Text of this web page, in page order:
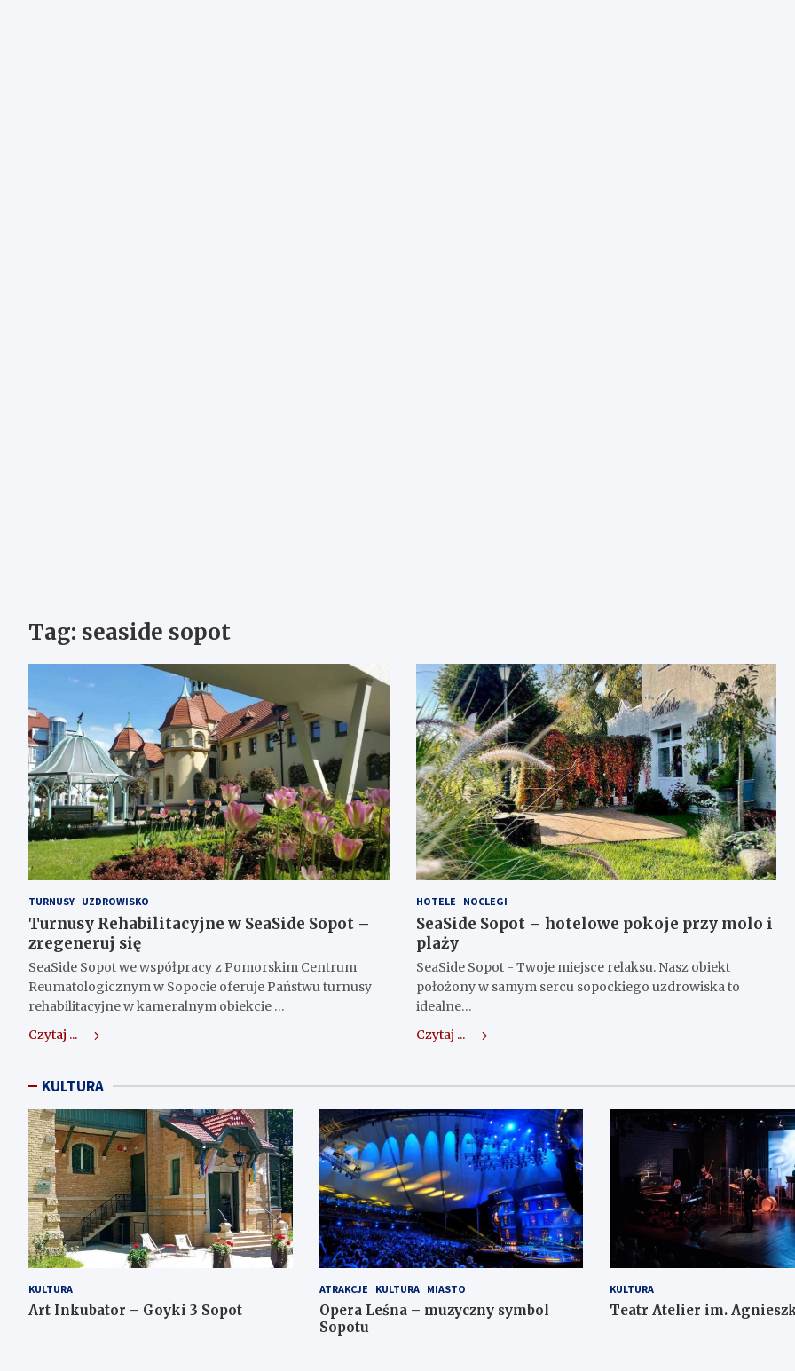
Tag: seaside sopot
TURNUSY UZDROWISKO
Turnusy Rehabilitacyjne w SeaSide Sopot –
zregeneruj się
SeaSide Sopot we współpracy z Pomorskim Centrum
Reumatologicznym w Sopocie oferuje Państwu turnusy
rehabilitacyjne w kameralnym obiekcie …
Czytaj ...
HOTELE NOCLEGI
SeaSide Sopot – hotelowe pokoje przy molo i
plaży
SeaSide Sopot - Twoje miejsce relaksu. Nasz obiekt
położony w samym sercu sopockiego uzdrowiska to
idealne…
Czytaj ...
KULTURA
KULTURA
Art Inkubator – Goyki 3 Sopot
ATRAKCJE KULTURA MIASTO
Opera Leśna – muzyczny symbol
Sopotu
KULTURA
Teatr Atelier im.